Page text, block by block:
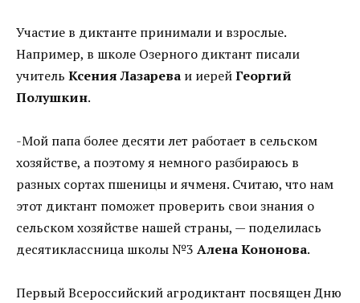
Участие в диктанте принимали и взрослые.
Например, в школе Озерного диктант писали
учитель Ксения Лазарева и иерейГеоргий
Полушкин.
-Мой папа более десяти лет работает в сельском
хозяйстве, а поэтому я немного разбираюсь в
разных сортах пшеницы и ячменя. Считаю, что нам
этот диктант поможет проверить свои знания о
сельском хозяйстве нашей страны, — поделилась
десятиклассница школы №3 Алена Кононова.
Первый Всероссийский агродиктант посвящен Дню